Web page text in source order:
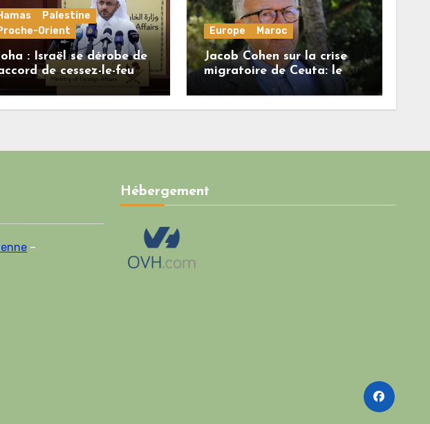
Palestine
Orient
: Israël se dérobe de
de cessez-le-feu
que le Hamas honore
engagements
Europe Maroc
Jacob Cohen sur la crise
migratoire de Ceuta: le
régime marocain a perdu
une bonne part de sa
–
Hébergement